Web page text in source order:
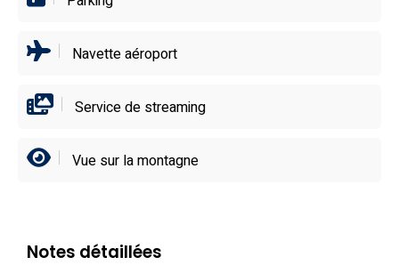
Navette aéroport
Service de streaming
Vue sur la montagne
Notes détaillées